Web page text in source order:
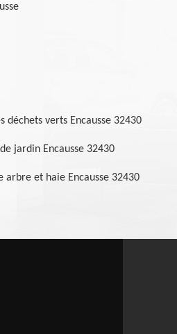
déchets verts Encausse 32430
jardin Encausse 32430
arbre et haie Encausse 32430